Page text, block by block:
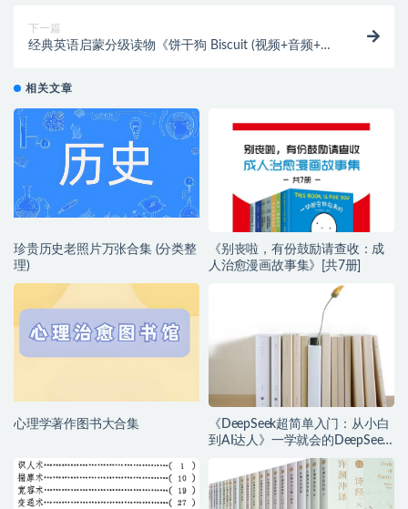
下一篇
经典英语启蒙分级读物《饼干狗 Biscuit (视频+音频+绘
相关文章
珍贵历史老照片万张合集 (分类整
理)
《别丧啦，有份鼓励请查收：成
人治愈漫画故事集》[共7册]
心理学著作图书大合集
《DeepSeek超简单入门：从小白
到AI达人》一学就会的DeepSeek